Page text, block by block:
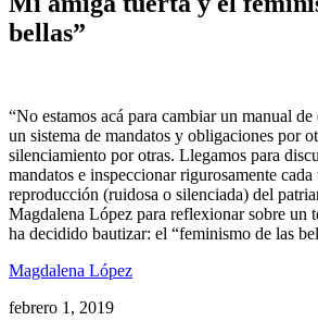
bellas”
“No estamos acá para cambiar un manual
un sistema de mandatos y obligaciones por
silenciamiento por otras. Llegamos para
mandatos e inspeccionar rigurosamente
reproducción (ruidosa o silenciada) del
Magdalena López para reflexionar sobre un
ha decidido bautizar: el “feminismo de las
Magdalena López
febrero 1, 2019